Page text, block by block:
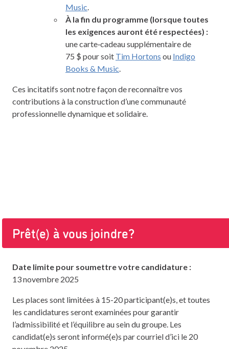
Music.
À la fin du programme (lorsque toutes
les exigences auront été respectées) :
une carte‑cadeau supplémentaire de
75 $ pour soit Tim Hortons ou Indigo
Books & Music.
Ces incitatifs sont notre façon de reconnaître vos
contributions à la construction d’une communauté
professionnelle dynamique et solidaire.
Prêt(e) à vous joindre?
Date limite pour soumettre votre candidature :
13 novembre 2025
Les places sont limitées à 15-20 participant(e)s, et toutes
les candidatures seront examinées pour garantir
l’admissibilité et l’équilibre au sein du groupe. Les
candidat(e)s seront informé(e)s par courriel d’ici le 20